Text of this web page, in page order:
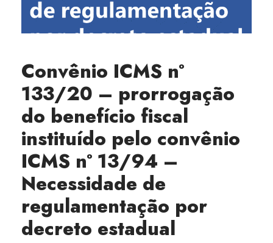
Convênio ICMS nº
133/20 – prorrogação
do benefício fiscal
instituído pelo convênio
ICMS nº 13/94 –
Necessidade de
regulamentação por
decreto estadual